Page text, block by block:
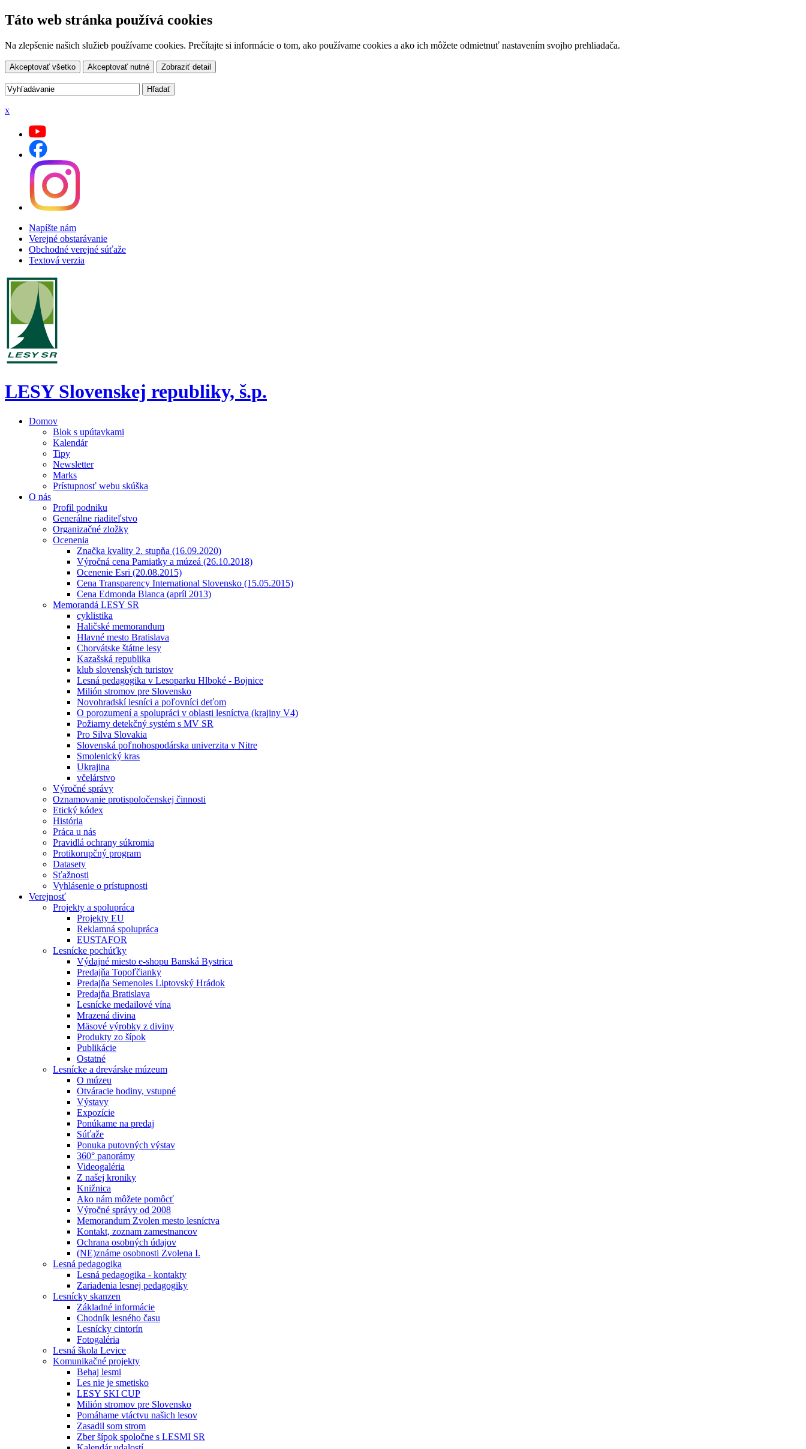
Táto web stránka používá cookies
Na zlepšenie našich služieb používame cookies. Prečítajte si informácie o tom, ako používame cookies a ako ich môžete odmietnuť nastavením svojho prehliadača.
Akceptovať všetko Akceptovať nutné Zobraziť detail
x
Napíšte nám
Verejné obstarávanie
Obchodné verejné súťaže
Textová verzia
LESY Slovenskej republiky, š.p.
Domov
Blok s upútavkami
Kalendár
Tipy
Newsletter
Marks
Prístupnosť webu skúška
O nás
Profil podniku
Generálne riaditeľstvo
Organizačné zložky
Ocenenia
Značka kvality 2. stupňa (16.09.2020)
Výročná cena Pamiatky a múzeá (26.10.2018)
Ocenenie Esri (20.08.2015)
Cena Transparency International Slovensko (15.05.2015)
Cena Edmonda Blanca (apríl 2013)
Memorandá LESY SR
cyklistika
Haličské memorandum
Hlavné mesto Bratislava
Chorvátske štátne lesy
Kazašská republika
klub slovenských turistov
Lesná pedagogika v Lesoparku Hlboké - Bojnice
Milión stromov pre Slovensko
Novohradskí lesníci a poľovníci deťom
O porozumení a spolupráci v oblasti lesníctva (krajiny V4)
Požiarny detekčný systém s MV SR
Pro Silva Slovakia
Slovenská poľnohospodárska univerzita v Nitre
Smolenický kras
Ukrajina
včelárstvo
Výročné správy
Oznamovanie protispoločenskej činnosti
Etický kódex
História
Práca u nás
Pravidlá ochrany súkromia
Protikorupčný program
Datasety
Sťažnosti
Vyhlásenie o prístupnosti
Verejnosť
Projekty a spolupráca
Projekty EU
Reklamná spolupráca
EUSTAFOR
Lesnícke pochúťky
Výdajné miesto e-shopu Banská Bystrica
Predajňa Topoľčianky
Predajňa Semenoles Liptovský Hrádok
Predajňa Bratislava
Lesnícke medailové vína
Mrazená divina
Mäsové výrobky z diviny
Produkty zo šípok
Publikácie
Ostatné
Lesnícke a drevárske múzeum
O múzeu
Otváracie hodiny, vstupné
Výstavy
Expozície
Ponúkame na predaj
Súťaže
Ponuka putovných výstav
360° panorámy
Videogaléria
Z našej kroniky
Knižnica
Ako nám môžete pomôcť
Výročné správy od 2008
Memorandum Zvolen mesto lesníctva
Kontakt, zoznam zamestnancov
Ochrana osobných údajov
(NE)známe osobnosti Zvolena I.
Lesná pedagogika
Lesná pedagogika - kontakty
Zariadenia lesnej pedagogiky
Lesnícky skanzen
Základné informácie
Chodník lesného času
Lesnícky cintorín
Fotogaléria
Lesná škola Levice
Komunikačné projekty
Behaj lesmi
Les nie je smetisko
LESY SKI CUP
Milión stromov pre Slovensko
Pomáhame vtáctvu našich lesov
Zasadil som strom
Zber šípok spoločne s LESMI SR